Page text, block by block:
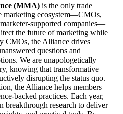
(MMA) is the only trade
marketing ecosystem—CMOs,
supported companies—
the future of marketing while
CMOs, the Alliance drives
questions and
We are unapologetically
knowing that transformative
disrupting the status quo.
the Alliance helps members
backed practices. Each year,
research to deliver